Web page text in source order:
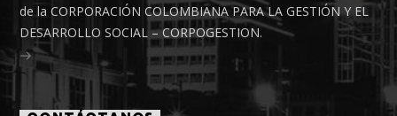
de la CORPORACIÓN COLOMBIANA PARA LA GESTIÓN Y EL
DESARROLLO SOCIAL – CORPOGESTION.